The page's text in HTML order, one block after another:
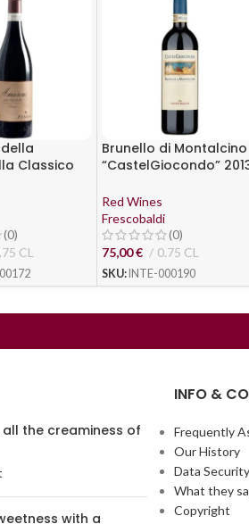
Classico
(0)
CL
Brunello di Montalcino
“CastelGiocondo”
Red Wines
Frescobaldi
(0)
75,00€ 0.75 CL
SKU: INTE-000190
the creaminess of
with a
INFO &
Frequently
Our History
Data Security
What they
Copyright